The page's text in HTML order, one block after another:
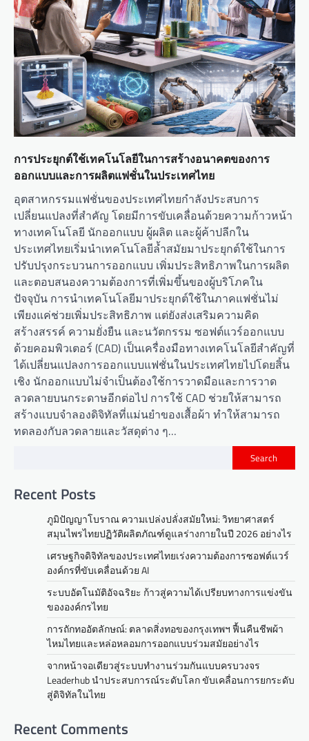
การประยุกต์ใช้เทคโนโลยีในการสร้างอนาคตของการ
ออกแบบและการผลิตแฟชั่นในประเทศไทย
อุตสาหกรรมแฟชั่นของประเทศไทยกำลังประสบการ
เปลี่ยนแปลงที่สำคัญ โดยมีการขับเคลื่อนด้วยความก้าวหน้า
ทางเทคโนโลยี นักออกแบบ ผู้ผลิต และผู้ค้าปลีกใน
ประเทศไทยเริ่มนำเทคโนโลยีล้ำสมัยมาประยุกต์ใช้ในการ
ปรับปรุงกระบวนการออกแบบ เพิ่มประสิทธิภาพในการผลิต
และตอบสนองความต้องการที่เพิ่มขึ้นของผู้บริโภคใน
ปัจจุบัน การนำเทคโนโลยีมาประยุกต์ใช้ในภาคแฟชั่นไม่
เพียงแค่ช่วยเพิ่มประสิทธิภาพ แต่ยังส่งเสริมความคิด
สร้างสรรค์ ความยั่งยืน และนวัตกรรม ซอฟต์แวร์ออกแบบ
ด้วยคอมพิวเตอร์ (CAD) เป็นเครื่องมือทางเทคโนโลยีสำคัญที่
ได้เปลี่ยนแปลงการออกแบบแฟชั่นในประเทศไทยไปโดยสิ้น
เชิง นักออกแบบไม่จำเป็นต้องใช้การวาดมือและการวาด
ลวดลายบนกระดาษอีกต่อไป การใช้ CAD ช่วยให้สามารถ
สร้างแบบจำลองดิจิทัลที่แม่นยำของเสื้อผ้า ทำให้สามารถ
ทดลองกับลวดลายและวัสดุต่าง ๆ…
Search
Recent Posts
ภูมิปัญญาโบราณ ความเปล่งปลั่งสมัยใหม่: วิทยาศาสตร์
สมุนไพรไทยปฏิวัติผลิตภัณฑ์ดูแลร่างกายในปี 2026 อย่างไร
เศรษฐกิจดิจิทัลของประเทศไทยเร่งความต้องการซอฟต์แวร์
องค์กรที่ขับเคลื่อนด้วย AI
ระบบอัตโนมัติอัจฉริยะ ก้าวสู่ความได้เปรียบทางการแข่งขัน
ขององค์กรไทย
การถักทออัตลักษณ์: ตลาดสิ่งทอของกรุงเทพฯ ฟื้นคืนชีพผ้า
ไหมไทยและหล่อหลอมการออกแบบร่วมสมัยอย่างไร
จากหน้าจอเดียวสู่ระบบทำงานร่วมกันแบบครบวงจร
Leaderhub นำประสบการณ์ระดับโลก ขับเคลื่อนการยกระดับ
สู่ดิจิทัลในไทย
Recent Comments